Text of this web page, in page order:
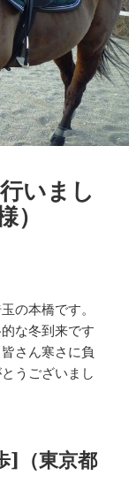
いまし
）
の本橋です。
な冬到来です
さん寒さに負
うございまし
]（東京都